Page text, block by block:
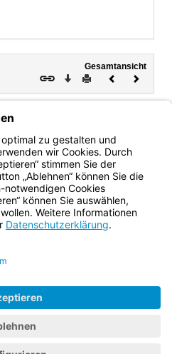
Gesamtansicht
Download
DruckenVorheriges
Bekanntmachung über die
in einem Sportverein im
I.